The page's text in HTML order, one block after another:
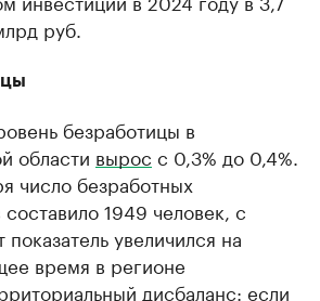
руб.
безработицы в
области вырос с 0,3% до 0,4%.
число безработных
1949 человек, с
показатель увеличился на
время в регионе
дисбаланс: если